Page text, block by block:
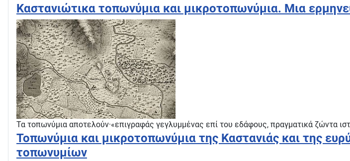
Καστανιώτικα τοπωνύμια και μικροτοπωνύμια. Μια
Τα τοπωνύμια αποτελούν·«επιγραφάς γεγλυμμένας επί του εδάφους, πραγματικά ζώντα
Τοπωνύμια και μικροτοπωνύμια της Καστανιάς και της
τοπωνυμίων